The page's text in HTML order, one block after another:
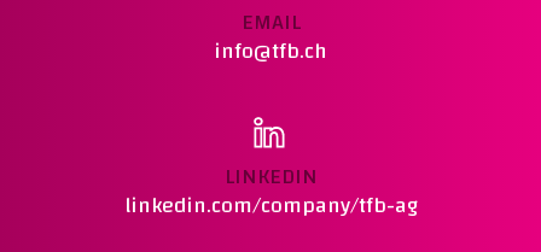
EMAIL
info@tfb.ch
LINKEDIN
linkedin.com/company/tfb-ag